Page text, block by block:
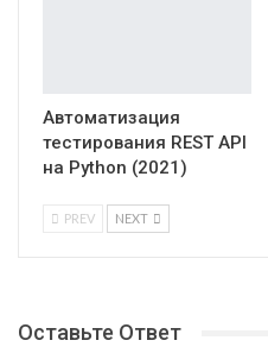
Автоматизация
тестирования REST API
на Python (2021)
PREV NEXT
Оставьте Ответ